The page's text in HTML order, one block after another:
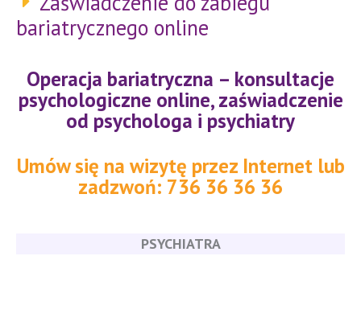
bariatrycznego online
Operacja bariatryczna – konsultacje
psychologiczne online, zaświadczenie
od psychologa i psychiatry
Umów się na wizytę przez Internet lub
zadzwoń: 736 36 36 36
PSYCHIATRA